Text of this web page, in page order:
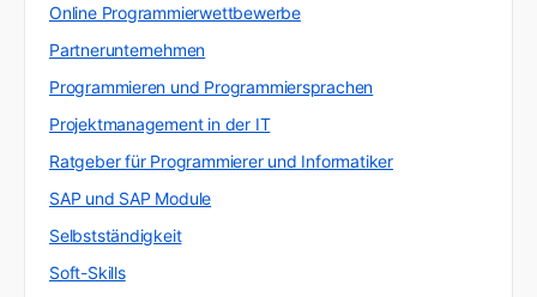
Online Programmierwettbewerbe
Partnerunternehmen
Programmieren und Programmiersprachen
Projektmanagement in der IT
Ratgeber für Programmierer und Informatiker
SAP und SAP Module
Selbstständigkeit
Soft-Skills